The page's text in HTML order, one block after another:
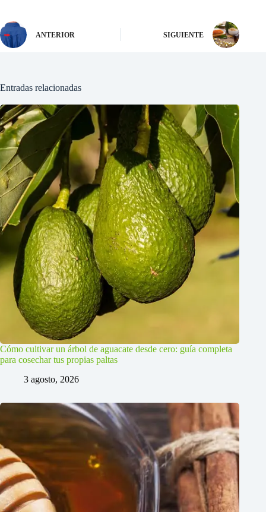
ANTERIOR SIGUIENTE
Entradas relacionadas
Cómo cultivar un árbol de aguacate desde cero: guía completa
para cosechar tus propias paltas
3 agosto, 2026